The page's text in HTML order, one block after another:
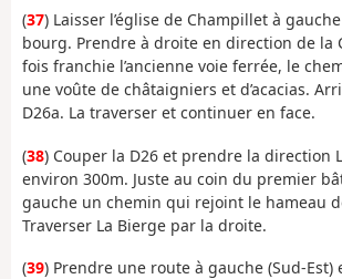
(37) Laisser l’église de Champillet à
bourg. Prendre à droite en direction de la
fois franchie l’ancienne voie ferrée, le
une voûte de châtaigniers et d’acacias.
D26a. La traverser et continuer en face.
(38) Couper la D26 et prendre la direction
environ 300m. Juste au coin du premier
gauche un chemin qui rejoint le hameau
Traverser La Bierge par la droite.
(39) Prendre une route à gauche (Sud-